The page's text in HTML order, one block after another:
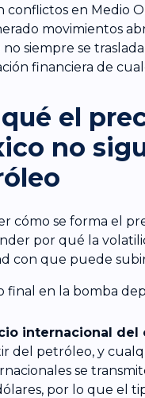
conflictos en Medio
movimientos
siempre se
financiera de
el
no
cómo se forma el
por qué la
con que puede
final en la bomba
internacional del
del petróleo, y
se
por lo que el